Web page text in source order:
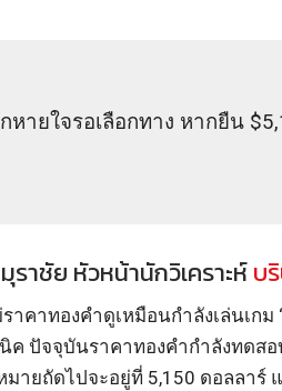
หายใจรอเลือกทาง หากยืน
าชัย หัวหน้านักวิเคราะห์บ
าคาทองคำดูเหมือนกำลังเล่นเกม
ค ปัจจุบันราคาทองคำกำลังทดส
ายถัดไปจะอยู่ที่ 5,150 ดอลลาร์